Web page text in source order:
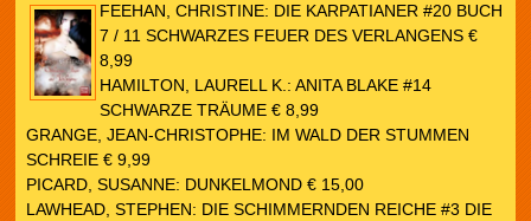
FEEHAN, CHRISTINE: DIE KARPATIANER #20 BUCH
7 / 11 SCHWARZES FEUER DES VERLANGENS €
8,99
HAMILTON, LAURELL K.: ANITA BLAKE #14
SCHWARZE TRÄUME € 8,99
GRANGE, JEAN-CHRISTOPHE: IM WALD DER STUMMEN
SCHREIE € 9,99
PICARD, SUSANNE: DUNKELMOND € 15,00
LAWHEAD, STEPHEN: DIE SCHIMMERNDEN REICHE #3 DIE